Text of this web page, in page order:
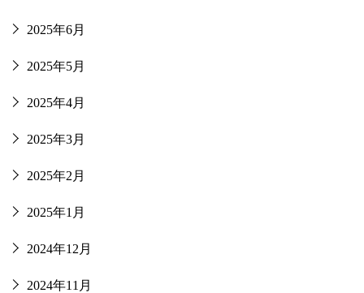
2025年6月
2025年5月
2025年4月
2025年3月
2025年2月
2025年1月
2024年12月
2024年11月